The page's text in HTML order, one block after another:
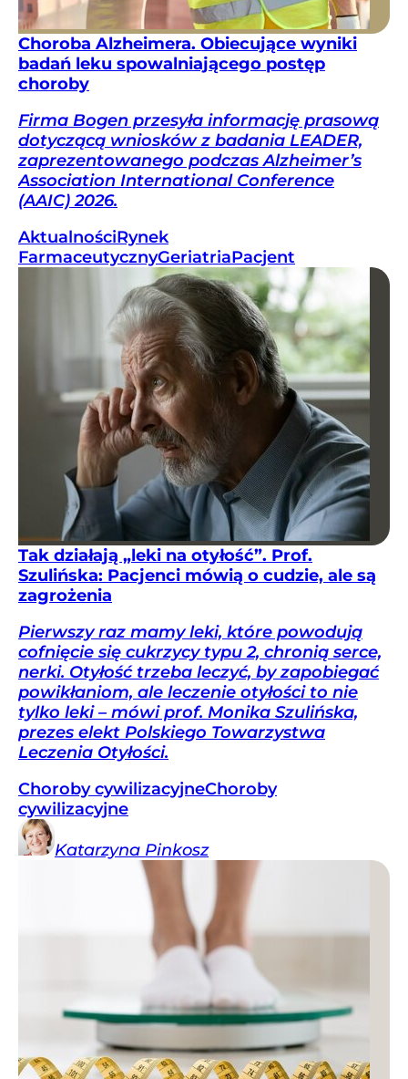
Choroba Alzheimera. Obiecujące wyniki
badań leku spowalniającego postęp
choroby
Firma Bogen przesyła informację prasową
dotyczącą wniosków z badania LEADER,
zaprezentowanego podczas Alzheimer’s
Association International Conference
(AAIC) 2026.
AktualnościRynek
FarmaceutycznyGeriatriaPacjent
Tak działają „leki na otyłość”. Prof.
Szulińska: Pacjenci mówią o cudzie, ale są
zagrożenia
Pierwszy raz mamy leki, które powodują
cofnięcie się cukrzycy typu 2, chronią serce,
nerki. Otyłość trzeba leczyć, by zapobiegać
powikłaniom, ale leczenie otyłości to nie
tylko leki – mówi prof. Monika Szulińska,
prezes elekt Polskiego Towarzystwa
Leczenia Otyłości.
Choroby cywilizacyjneChoroby
cywilizacyjne
Katarzyna Pinkosz